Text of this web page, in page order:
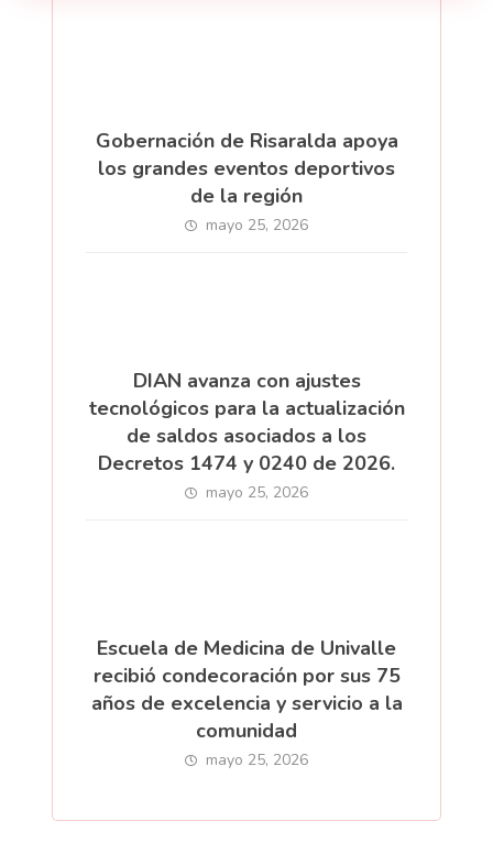
Gobernación de Risaralda apoya
los grandes eventos deportivos
de la región
mayo 25, 2026
DIAN avanza con ajustes
tecnológicos para la actualización
de saldos asociados a los
Decretos 1474 y 0240 de 2026.
mayo 25, 2026
Escuela de Medicina de Univalle
recibió condecoración por sus 75
años de excelencia y servicio a la
comunidad
mayo 25, 2026